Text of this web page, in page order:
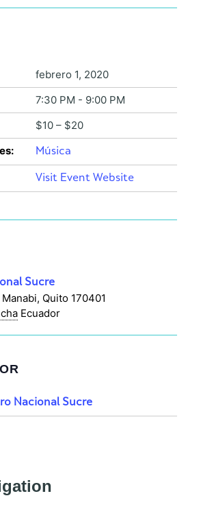
febrero 1, 2020
7:30 PM - 9:00 PM
$10 – $20
Música
Visit Event Website
Sucre
Quito 170401
Ecuador
Nacional Sucre